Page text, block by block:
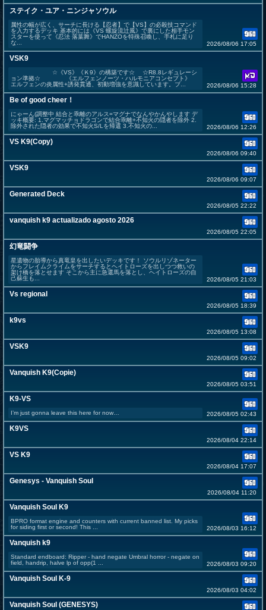
ステイク・ユア・ニンジャソウル
属性の幅が広く、サーチに長ける【忍者】で【VS】の必殺技コマンド
を入力するデッキ 基本的には《VS 螺旋流辻風》で裏にした相手モン
スターを使って《忍法 落葉舞》でHANZOを特殊召喚し、手札に足り
な...
2026/08/06 17:05
VSK9
☆《VS》《Ｋ9》の構築です☆ ☆R8.8レギュレーシ
ョン準拠☆ 《エルフェンノーツ・ハルモニアコンセプト》
エルフェンの炎属性+誘発貫通、初動増強を意識しています。ブ...
2026/08/06 15:28
Be of good cheer！
にゃーん(調整中 結合と乖離のアルス=マグナでなんやかんやします デ
ッキ概要: 1.マグマッチョドラゴンで結合乖離+不知火の隠者を除外 2.
除外された隠者の効果で不知火S/Lを帰還 3.不知火の...
2026/08/06 12:26
VS K9(Copy)
2026/08/06 09:40
VSK9
2026/08/06 09:07
Generated Deck
2026/08/05 22:22
vanquish k9 actualizado agosto 2026
2026/08/05 22:05
幻竜闘争
星遺物の胎導から真竜皇を出したいデッキです！ ソウルリゾネーター
からフレイムクライムをサーチするとヘイトローズを出しつつ救いの
架け橋を落とせます そこから主に急還馬を落とし、ヘイトローズの自
己蘇生も...
2026/08/05 21:03
Vs regional
2026/08/05 18:39
k9vs
2026/08/05 13:08
VSK9
2026/08/05 09:02
Vanquish K9(Copie)
2026/08/05 03:51
K9-VS
I’m just gonna leave this here for now… 2026/08/05 02:43
K9VS
2026/08/04 22:14
VS K9
2026/08/04 17:07
Genesys - Vanquish Soul
2026/08/04 11:20
Vanquish Soul K9
BPRO format engine and counters with current banned list. My picks
for siding first or second! This ...
2026/08/03 16:12
Vanquish k9
Standard endboard: Ripper - hand negate Umbral horror - negate on
field, handrip, halve lp of opp(1 ...
2026/08/03 09:20
Vanquish Soul K-9
2026/08/03 04:02
Vanquish Soul (GENESYS)